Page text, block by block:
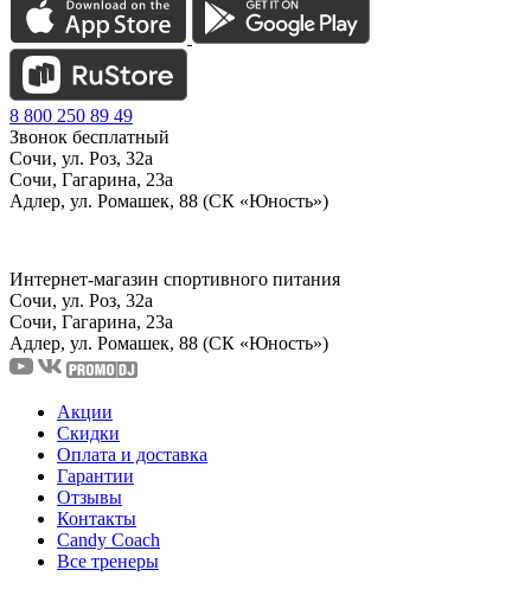
8 800 250 89 49
Звонок бесплатный
Сочи, ул. Роз, 32а
Сочи, Гагарина, 23а
Адлер, ул. Ромашек, 88 (СК «Юность»)
Интернет-магазин спортивного питания
Сочи, ул. Роз, 32а
Сочи, Гагарина, 23а
Адлер, ул. Ромашек, 88 (СК «Юность»)
Акции
Скидки
Оплата и доставка
Гарантии
Отзывы
Контакты
Candy Coach
Все тренеры